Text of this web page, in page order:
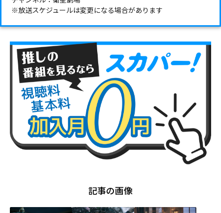
※放送スケジュールは変更になる場合があります
記事の画像